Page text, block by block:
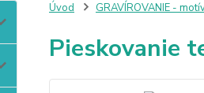
Úvod GRAVÍROVANIE -
Pieskovanie